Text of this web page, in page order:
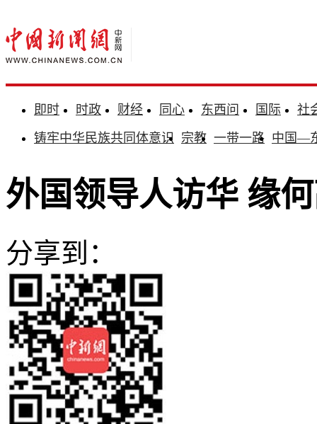
即时 时政 财经 同心 东西问 国际
社
铸牢中华民族共同体意识 宗教 一带一路 中国—
外国领导人访华 缘
分享到：